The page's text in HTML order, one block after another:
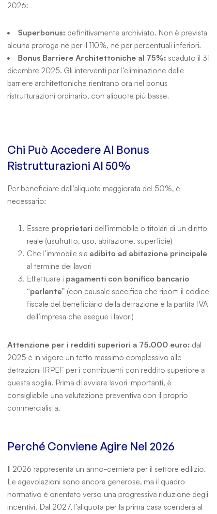
2026:
Superbonus: definitivamente archiviato. Non è prevista
alcuna proroga né per il 110%, né per percentuali inferiori.
Bonus Barriere Architettoniche al 75%: scaduto il 31
dicembre 2025. Gli interventi per l’eliminazione delle
barriere architettoniche rientrano ora nel bonus
ristrutturazioni ordinario, con aliquote più basse.
Chi Può Accedere Al Bonus
Ristrutturazioni Al 50%
Per beneficiare dell’aliquota maggiorata del 50%, è
necessario:
Essere proprietari dell’immobile o titolari di un diritto
reale (usufrutto, uso, abitazione, superficie)
Che l’immobile sia adibito ad abitazione principale
al termine dei lavori
Effettuare i pagamenti con bonifico bancario
“parlante” (con causale specifica che riporti il codice
fiscale del beneficiario della detrazione e la partita IVA
dell’impresa che esegue i lavori)
Attenzione per i redditi superiori a 75.000 euro: dal
2025 è in vigore un tetto massimo complessivo alle
detrazioni IRPEF per i contribuenti con reddito superiore a
questa soglia. Prima di avviare lavori importanti, è
consigliabile una valutazione preventiva con il proprio
commercialista.
Perché Conviene Agire Nel 2026
Il 2026 rappresenta un anno-cerniera per il settore edilizio.
Le agevolazioni sono ancora generose, ma il quadro
normativo è orientato verso una progressiva riduzione degli
incentivi. Dal 2027, l’aliquota per la prima casa scenderà al